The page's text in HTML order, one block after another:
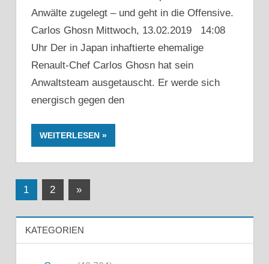
Anwälte zugelegt – und geht in die Offensive.
Carlos Ghosn Mittwoch, 13.02.2019 14:08
Uhr Der in Japan inhaftierte ehemalige
Renault-Chef Carlos Ghosn hat sein
Anwaltsteam ausgetauscht. Er werde sich
energisch gegen den
WEITERLESEN
Seitennummerierung
der
Beiträge
1 2
Nächste
»
KATEGORIEN